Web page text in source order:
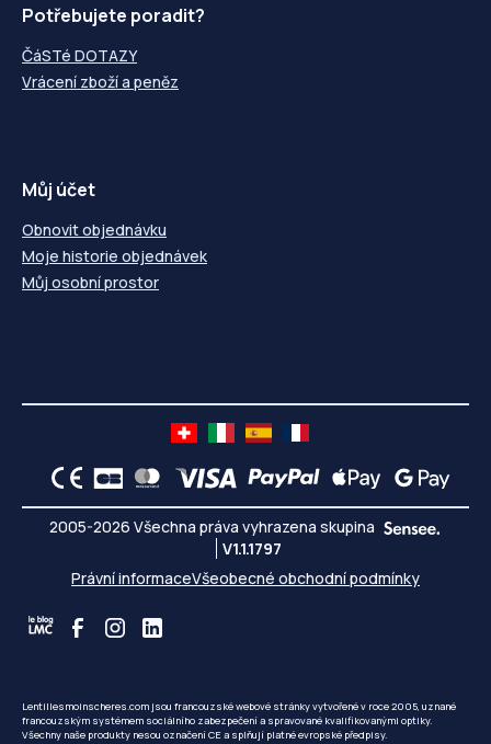
Potřebujete poradit?
ČáSTé DOTAZY
Vrácení zboží a peněz
Můj účet
Obnovit objednávku
Moje historie objednávek
Můj osobní prostor
2005-2026 Všechna práva vyhrazena skupina
V1.1.1797
Právní informaceVšeobecné obchodní podmínky
Lentillesmoinscheres.com jsou francouzské webové stránky vytvořené v roce 2005, uznané
francouzským systémem sociálního zabezpečení a spravované kvalifikovanými optiky.
Všechny naše produkty nesou označení CE a splňují platné evropské předpisy.